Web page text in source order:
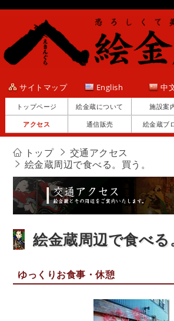
サイトマップ English 中
トップページ 絵金蔵について 施設案
アクセス
通信販売 絵金蔵ブ
トップ
交通アクセス
絵金蔵周辺で食べる。買う。
絵金蔵周辺で食べる
ゆっくりお食事・休憩